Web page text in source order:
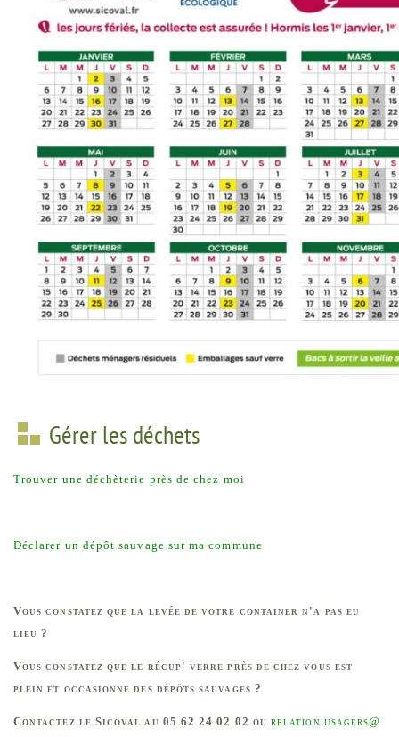
Gérer les déchets
Trouver une déchèterie près de chez moi
Déclarer un dépôt sauvage sur ma commune
Vous constatez que la levée de votre container n'a pas eu
lieu ?
Vous constatez que le récup' verre près de chez vous est
plein et occasionne des dépôts sauvages ?
Contactez le Sicoval au 05 62 24 02 02 ourelation.usagers@